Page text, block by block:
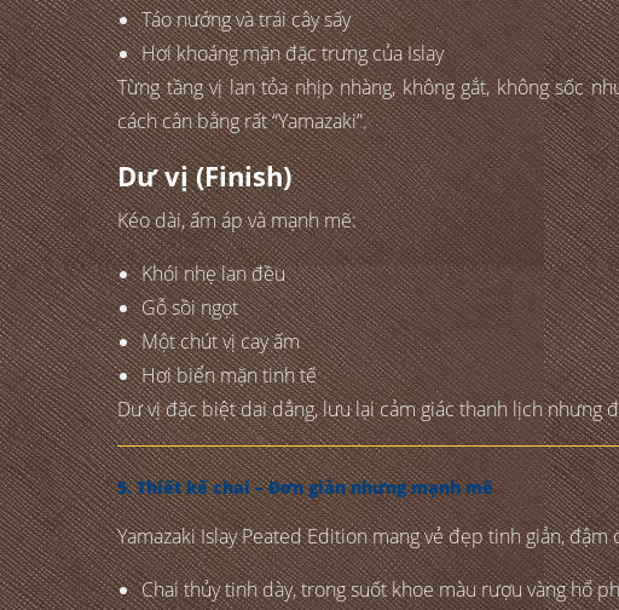
Táo nướng và trái cây sấy
Hơi khoáng mặn đặc trưng của Islay
Từng tầng vị lan tỏa nhịp nhàng, không gắt, không sốc
cách cân bằng rất “Yamazaki”.
Dư vị (Finish)
Kéo dài, ấm áp và mạnh mẽ:
Khói nhẹ lan đều
Gỗ sồi ngọt
Một chút vị cay ấm
Hơi biển mặn tinh tế
Dư vị đặc biệt dai dẳng, lưu lại cảm giác thanh lịch nhưng
5. Thiết kế chai – Đơn giản nhưng mạnh mẽ
Yamazaki Islay Peated Edition mang vẻ đẹp tinh giản, đậm
Chai thủy tinh dày, trong suốt khoe màu rượu vàng hổ